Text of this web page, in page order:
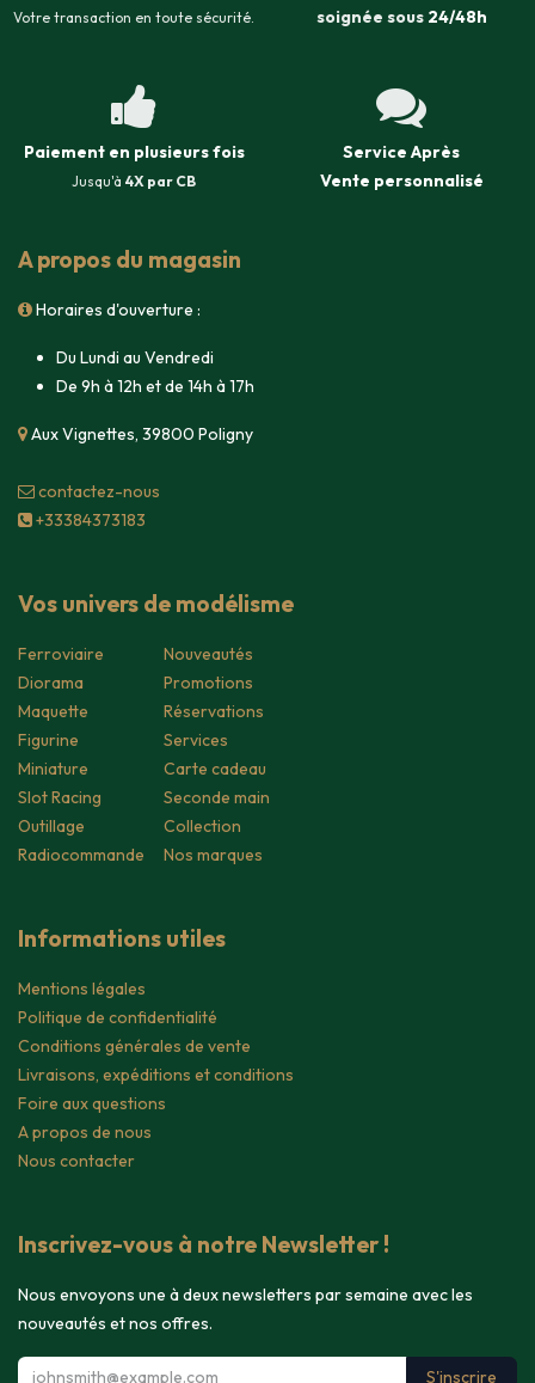
Votre transaction en toute sécurité.
soignée sous 24/48h
Paiement en plusieurs fois
Jusqu'à 4X par CB
Service Après
Vente personnalisé
A propos du magasin
Horaires d'ouverture :
Du Lundi au Vendredi
De 9h à 12h et de 14h à 17h
Aux Vignettes, 39800 Poligny
contacte​z-nous
+33384373183
Vos univers de modélisme
Ferroviaire
Diorama
Maquette
Figurine
Miniature
Slot Racing
Outillage
Radiocommande
Nouveautés
Promotions
Réservations
Services
Carte cadeau
Seconde main
Collection
Nos marques
Informations utiles
Mentions légales
Politique de confidentialité
Conditions générales de vente
Livraisons, expéditions et conditions
Foire aux questions
A propos de nous
Nous contacter
Inscrivez-vous à notre Newsletter !
Nous envoyons une à deux newsletters par semaine avec les
nouveautés et nos offres.
S'inscrire